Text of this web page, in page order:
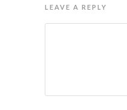
LEAVE A REPLY